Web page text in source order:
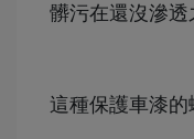
髒污在還沒滲
這種保護車漆